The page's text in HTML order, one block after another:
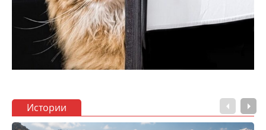
Истории